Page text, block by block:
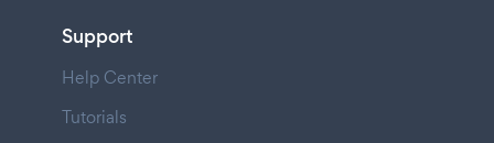
Support
Help Center
Tutorials